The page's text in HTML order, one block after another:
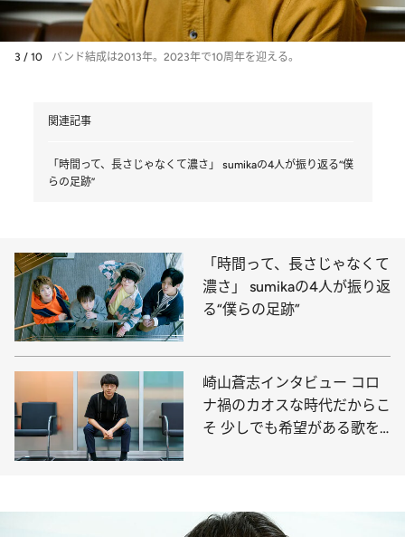
3 / 10 バンド結成は2013年。2023年で10周年を迎える。
関連記事
「時間って、長さじゃなくて濃さ」 sumikaの4人が振り返る“僕
らの足跡”
「時間って、長さじゃなくて
濃さ」 sumikaの4人が振り返
る“僕らの足跡”
崎山蒼志インタビュー コロ
ナ禍のカオスな時代だからこ
そ 少しでも希望がある歌を